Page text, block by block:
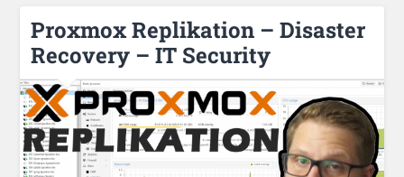
Proxmox Replikation – Disaster
Recovery – IT Security